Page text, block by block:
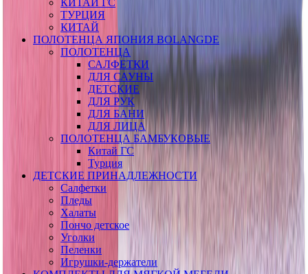
ТУРЦИЯ
КИТАЙ
ПОЛОТЕНЦА ЯПОНИЯ BOLANGDE
ПОЛОТЕНЦА
САЛФЕТКИ
ДЛЯ САУНЫ
ДЕТСКИЕ
ДЛЯ РУК
ДЛЯ БАНИ
ДЛЯ ЛИЦА
ПОЛОТЕНЦА БАМБУКОВЫЕ
Китай ГС
Турция
ДЕТСКИЕ ПРИНАДЛЕЖНОСТИ
Салфетки
Пледы
Халаты
Пончо детское
Уголки
Пеленки
Игрушки-держатели